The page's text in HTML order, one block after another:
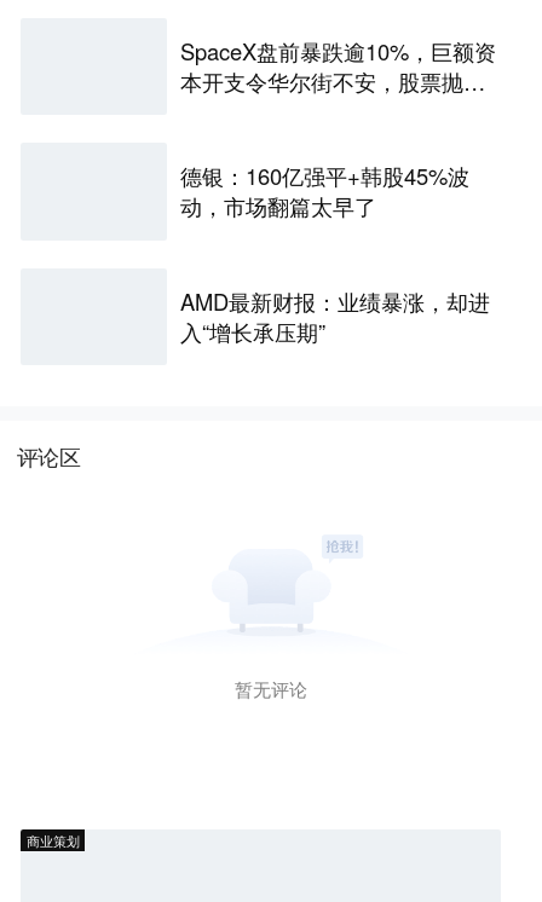
SpaceX盘前暴跌逾10%，巨额资
本开支令华尔街不安，股票抛
德银：160亿强平+韩股45%波
动，市场翻篇太早了
AMD最新财报：业绩暴涨，却进
入“增长承压期”
评论区
暂无评论
商业策划